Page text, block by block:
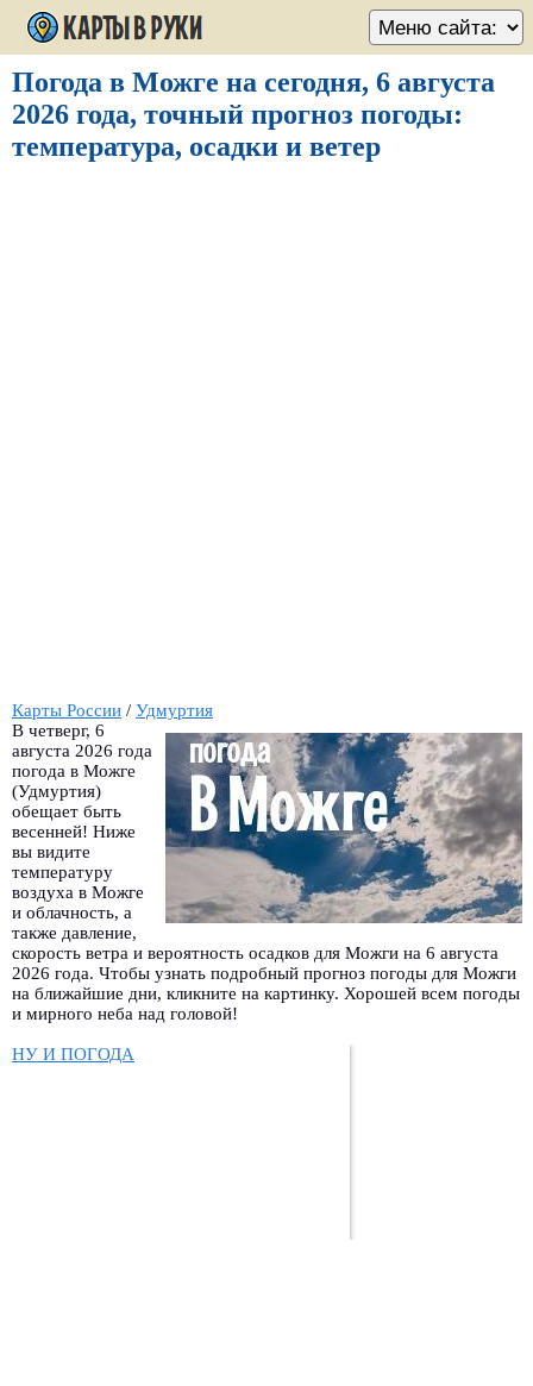
Погода в Можге на сегодня, 6 августа
2026 года, точный прогноз погоды:
температура, осадки и ветер
Карты России / Удмуртия
В четверг, 6
августа 2026 года
погода в Можге
(Удмуртия)
обещает быть
весенней! Ниже
вы видите
температуру
воздуха в Можге
и облачность, а
также давление,
скорость ветра и вероятность осадков для Можги на 6 августа
2026 года. Чтобы узнать подробный прогноз погоды для Можги
на ближайшие дни, кликните на картинку. Хорошей всем погоды
и мирного неба над головой!
НУ И ПОГОДА